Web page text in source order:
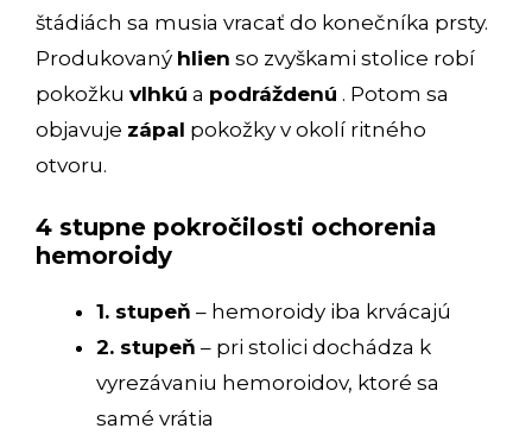
štádiách sa musia vracať do konečníka prsty.
Produkovaný hlien so zvyškami stolice robí
pokožku vlhkú a podráždenú . Potom sa
objavuje zápal pokožky v okolí ritného
otvoru.
4 stupne pokročilosti ochorenia
hemoroidy
1. stupeň – hemoroidy iba krvácajú
2. stupeň – pri stolici dochádza k
vyrezávaniu hemoroidov, ktoré sa
samé vrátia